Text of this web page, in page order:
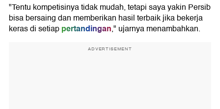
"Tentu kompetisinya tidak mudah, tetapi saya yakin Persib
bisa bersaing dan memberikan hasil terbaik jika bekerja
keras di setiappertandingan," ujarnya menambahkan.
ADVERTISEMENT